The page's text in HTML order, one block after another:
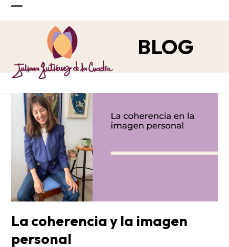
Skip
Open
Close
BLOG
La coherencia y la imagen
personal